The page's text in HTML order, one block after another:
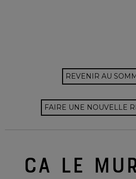
REVENIR AU
FAIRE UNE NOUVELLE
CA LE